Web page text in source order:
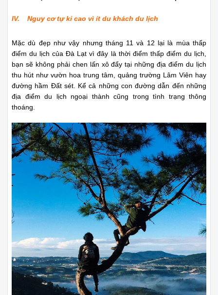
IV. Nguy cơ tự kỉ cao vì ít du khách du lịch
Mặc dù đẹp như vậy nhưng tháng 11 và 12 lại là mùa thấp
điểm du lịch của Đà Lạt vì đây là thời điểm thấp điểm du lịch,
bạn sẽ không phải chen lấn xô đẩy tại những địa điểm du lịch
thu hút như vườn hoa trung tâm, quảng trường Lâm Viên hay
đường hầm Đất sét. Kể cả những con đường dẫn đến những
địa điểm du lịch ngoại thành cũng trong tình trạng thông
thoáng.